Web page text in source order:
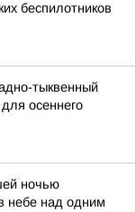
беспилотников
тыквенный
осеннего
ночью
небе над одним